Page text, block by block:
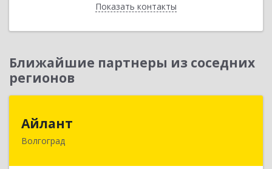
Показать контакты
Назад
Ближайшие партнеры из соседних
регионов
Айлант
Волгоград400001, Волгоградская обл, Волгоград г, им